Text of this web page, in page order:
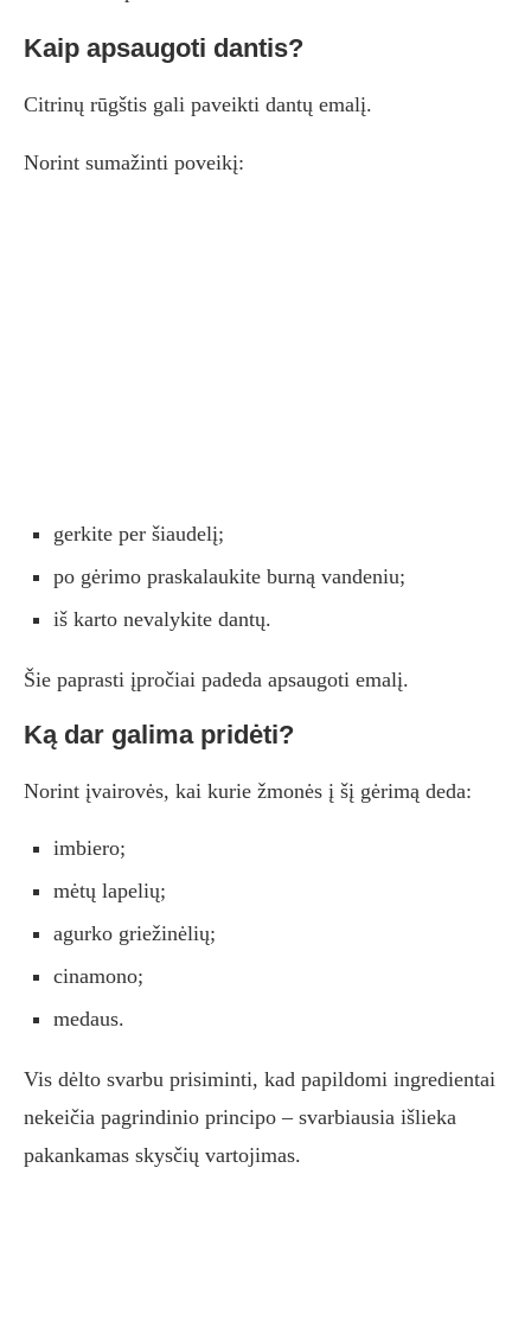
Kaip apsaugoti dantis?
Citrinų rūgštis gali paveikti dantų emalį.
Norint sumažinti poveikį:
gerkite per šiaudelį;
po gėrimo praskalaukite burną vandeniu;
iš karto nevalykite dantų.
Šie paprasti įpročiai padeda apsaugoti emalį.
Ką dar galima pridėti?
Norint įvairovės, kai kurie žmonės į šį gėrimą deda:
imbiero;
mėtų lapelių;
agurko griežinėlių;
cinamono;
medaus.
Vis dėlto svarbu prisiminti, kad papildomi ingredientai
nekeičia pagrindinio principo – svarbiausia išlieka
pakankamas skysčių vartojimas.